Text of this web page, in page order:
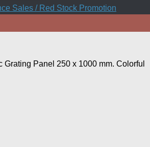
Sales / Red Stock Promotion
Panel 250 x 1000 mm. Colorful